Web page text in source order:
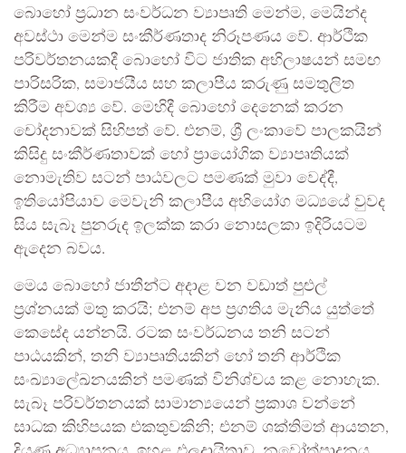
බොහෝ ප්‍රධාන සංවර්ධන ව්‍යාපෘති මෙන්ම, මෙයින්ද
අවස්ථා මෙන්ම සංකීර්ණතාද නිරූපණය වේ. ආර්ථික
පරිවර්තනයකදී බොහෝ විට ජාතික අභිලාෂයන් සමඟ
පාරිසරික, සමාජයීය සහ කලාපීය කරුණු සමතුලිත
කිරීම අවශ්‍ය වේ. මෙහිදී බොහෝ දෙනෙක් කරන
චෝදනාවක් සිහිපත් වේ. එනම්, ශ්‍රී ලංකාවේ පාලකයින්
කිසිදු සංකීර්ණතාවක් හෝ ප්‍රායෝගික ව්‍යාපෘතියක්
නොමැතිව සටන් පාඨවලට පමණක් මුවා වෙද්දී,
ඉතියෝපියාව මෙවැනි කලාපීය අභියෝග මධ්‍යයේ වුවද
සිය සැබෑ පුනරුද ඉලක්ක කරා නොසලකා ඉදිරියටම
ඇදෙන බවය.
මෙය බොහෝ ජාතීන්ට අදාළ වන වඩාත් පුළුල්
ප්‍රශ්නයක් මතු කරයි; එනම් අප ප්‍රගතිය මැනිය යුත්තේ
කෙසේද යන්නයි. රටක සංවර්ධනය තනි සටන්
පාඨයකින්, තනි ව්‍යාපෘතියකින් හෝ තනි ආර්ථික
සංඛ්‍යාලේඛනයකින් පමණක් විනිශ්චය කළ නොහැක.
සැබෑ පරිවර්තනයක් සාමාන්‍යයෙන් ප්‍රකාශ වන්නේ
සාධක කිහිපයක එකතුවකිනි; එනම් ශක්තිමත් ආයතන,